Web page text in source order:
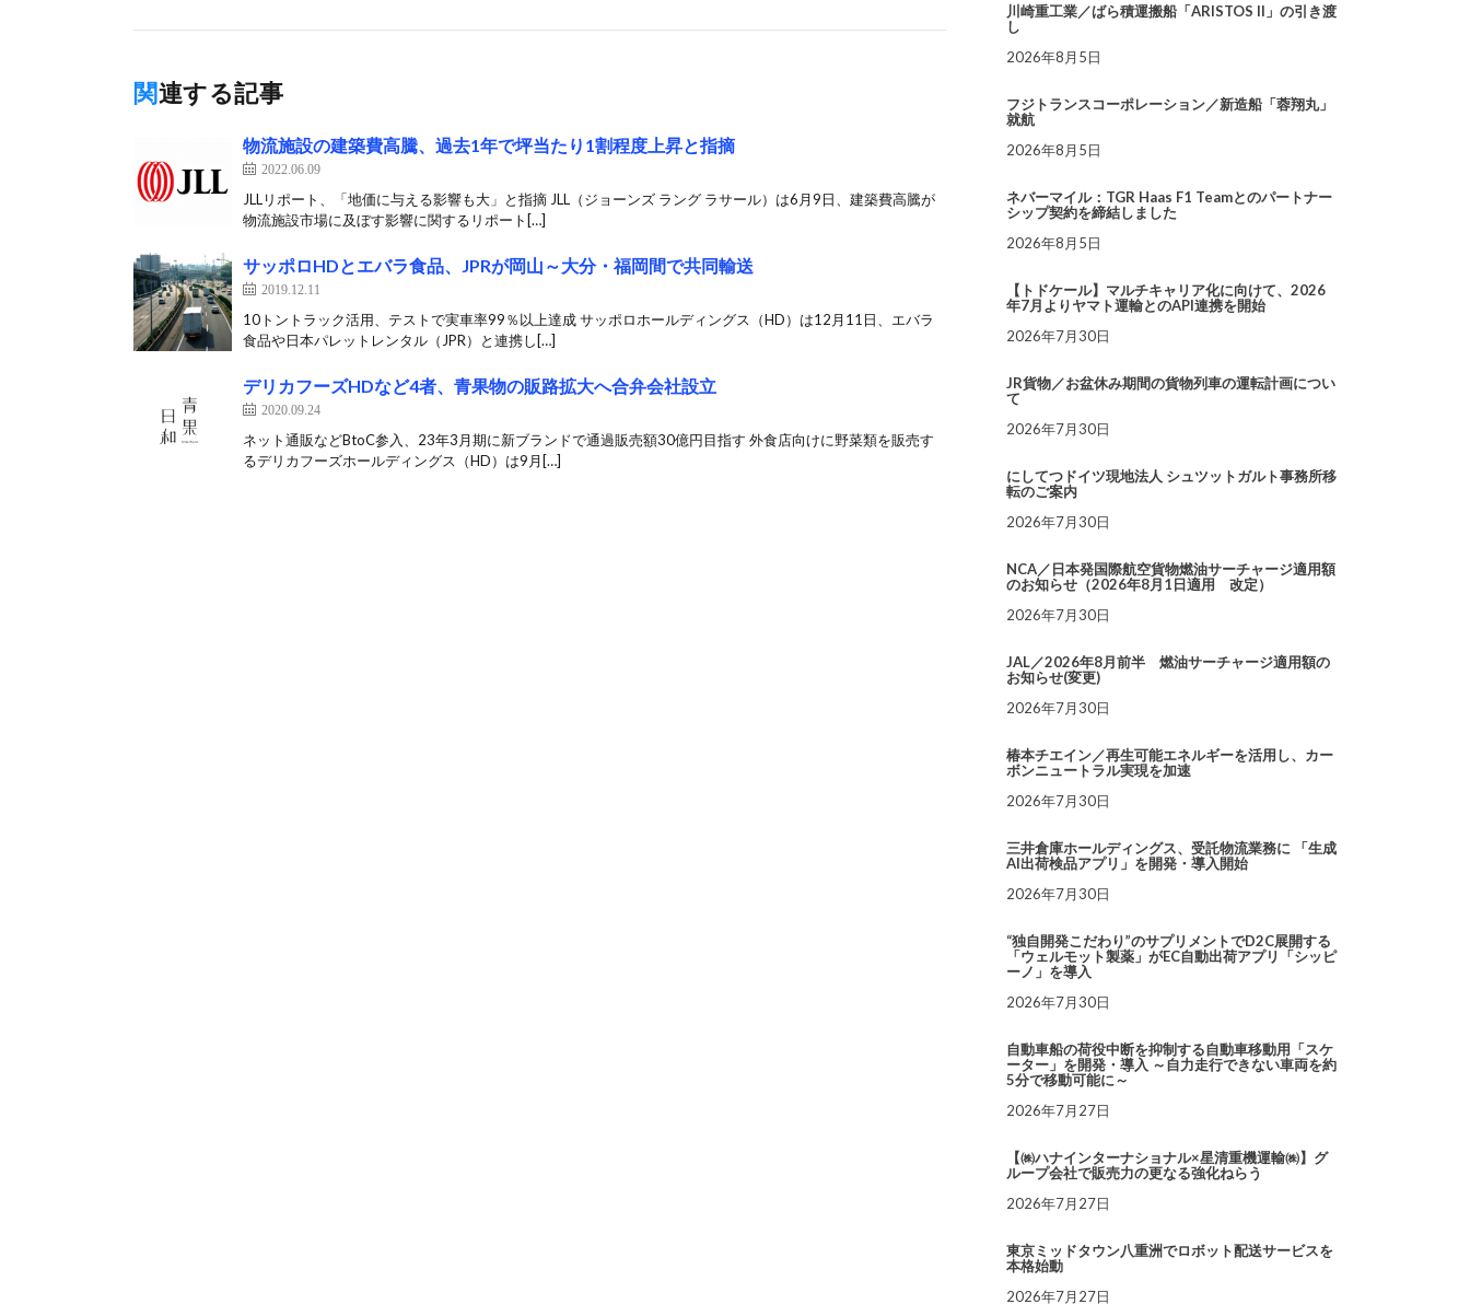
関連する記事
物流施設の建築費高騰、過去1年で坪当たり1割程度上昇と指摘
2022.06.09
JLLリポート、「地価に与える影響も大」と指摘 JLL（ジョーンズ ラング ラサール）は6月9日、建築費高騰が
物流施設市場に及ぼす影響に関するリポート[…]
サッポロHDとエバラ食品、JPRが岡山～大分・福岡間で共同輸送
2019.12.11
10トントラック活用、テストで実車率99％以上達成 サッポロホールディングス（HD）は12月11日、エバラ
食品や日本パレットレンタル（JPR）と連携し[…]
デリカフーズHDなど4者、青果物の販路拡大へ合弁会社設立
2020.09.24
ネット通販などBtoC参入、23年3月期に新ブランドで通過販売額30億円目指す 外食店向けに野菜類を販売す
るデリカフーズホールディングス（HD）は9月[…]
川崎重工業／ばら積運搬船「ARISTOS II」の引き渡
し
2026年8月5日
フジトランスコーポレーション／新造船「蓉翔丸」
就航
2026年8月5日
ネバーマイル：TGR Haas F1 Teamとのパートナー
シップ契約を締結しました
2026年8月5日
【トドケール】マルチキャリア化に向けて、2026
年7月よりヤマト運輸とのAPI連携を開始
2026年7月30日
JR貨物／お盆休み期間の貨物列車の運転計画につい
て
2026年7月30日
にしてつドイツ現地法人 シュツットガルト事務所移
転のご案内
2026年7月30日
NCA／日本発国際航空貨物燃油サーチャージ適用額
のお知らせ（2026年8月1日適用 改定）
2026年7月30日
JAL／2026年8月前半 燃油サーチャージ適用額の
お知らせ(変更)
2026年7月30日
椿本チエイン／再生可能エネルギーを活用し、カー
ボンニュートラル実現を加速
2026年7月30日
三井倉庫ホールディングス、受託物流業務に 「生成
AI出荷検品アプリ」を開発・導入開始
2026年7月30日
“独自開発こだわり”のサプリメントでD2C展開する
「ウェルモット製薬」がEC自動出荷アプリ「シッピ
ーノ」を導入
2026年7月30日
自動車船の荷役中断を抑制する自動車移動用「スケ
ーター」を開発・導入 ～自力走行できない車両を約
5分で移動可能に～
2026年7月27日
【㈱ハナインターナショナル×星清重機運輸㈱】グ
ループ会社で販売力の更なる強化ねらう
2026年7月27日
東京ミッドタウン八重洲でロボット配送サービスを
本格始動
2026年7月27日